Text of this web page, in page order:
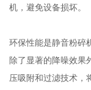
机，避免设备损坏。
环保性能是静音粉碎
除了显著的降噪效果
压吸附和过滤技术，